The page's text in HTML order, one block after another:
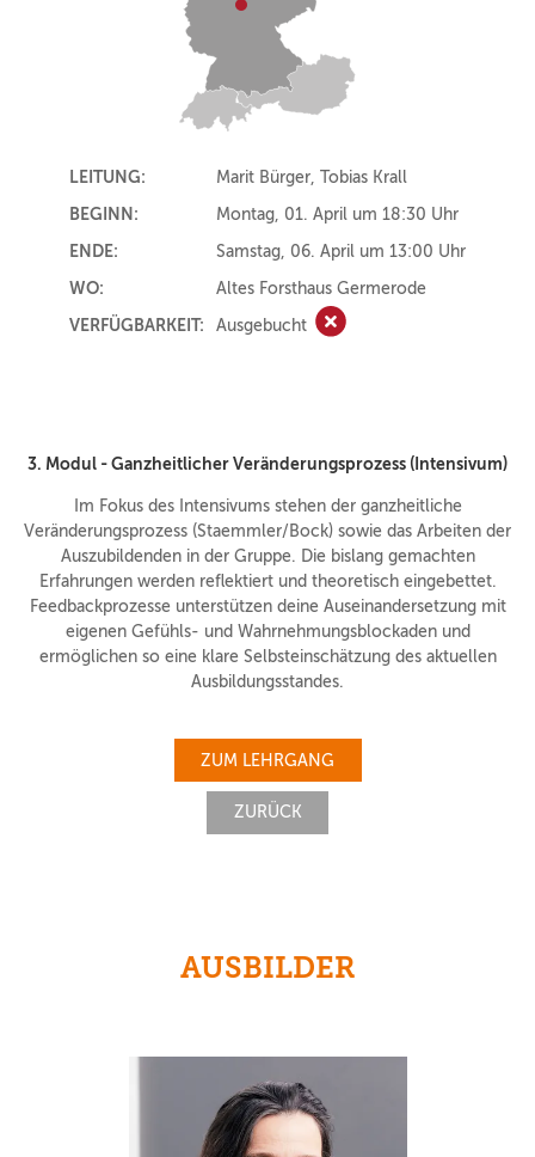
LEITUNG:
Marit Bürger, Tobias Krall
BEGINN:
Montag, 01. April um 18:30 Uhr
ENDE:
Samstag, 06. April um 13:00 Uhr
WO:
Altes Forsthaus Germerode
VERFÜGBARKEIT:
Ausgebucht Ausgebucht
3. Modul - Ganzheitlicher Veränderungsprozess (Intensivum)
Im Fokus des Intensivums stehen der ganzheitliche
Veränderungsprozess (Staemmler/Bock) sowie das Arbeiten der
Auszubildenden in der Gruppe. Die bislang gemachten
Erfahrungen werden reflektiert und theoretisch eingebettet.
Feedbackprozesse unterstützen deine Auseinandersetzung mit
eigenen Gefühls- und Wahrnehmungsblockaden und
ermöglichen so eine klare Selbsteinschätzung des aktuellen
Ausbildungsstandes.
ZUM LEHRGANG
ZURÜCK
AUSBILDER